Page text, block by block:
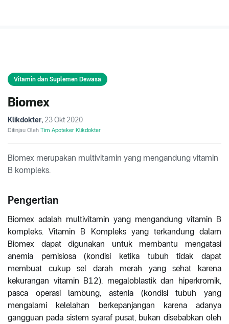
Vitamin dan Suplemen Dewasa
Biomex
Klikdokter, 23 Okt 2020
Ditinjau Oleh Tim Apoteker Klikdokter
Biomex merupakan multivitamin yang mengandung vitamin
B kompleks.
Pengertian
Biomex adalah multivitamin yang mengandung vitamin B
kompleks. Vitamin B Kompleks yang terkandung dalam
Biomex dapat digunakan untuk membantu mengatasi
anemia pernisiosa (kondisi ketika tubuh tidak dapat
membuat cukup sel darah merah yang sehat karena
kekurangan vitamin B12), megaloblastik dan hiperkromik,
pasca operasi lambung, astenia (kondisi tubuh yang
mengalami kelelahan berkepanjangan karena adanya
gangguan pada sistem syaraf pusat, bukan disebabkan oleh